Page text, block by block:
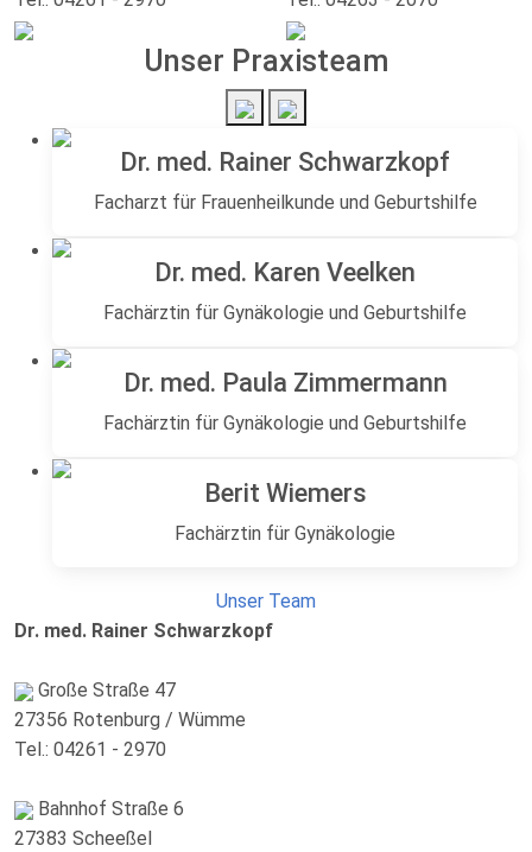
Unser Praxisteam
Dr. med. Rainer Schwarzkopf
Facharzt für Frauenheilkunde und Geburtshilfe
Dr. med. Karen Veelken
Fachärztin für Gynäkologie und Geburtshilfe
Dr. med. Paula Zimmermann
Fachärztin für Gynäkologie und Geburtshilfe
Berit Wiemers
Fachärztin für Gynäkologie
Unser Team
Dr. med. Rainer Schwarzkopf
Große Straße 47
27356 Rotenburg / Wümme
Tel.: 04261 - 2970
Bahnhof Straße 6
27383 Scheeßel